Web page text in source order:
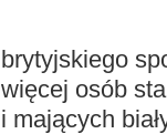
brytyjskiego
więcej osób
i mających